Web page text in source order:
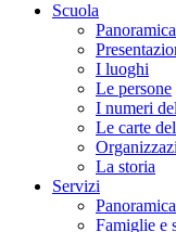
Scuola
Panoramica
I luoghi
Le persone
I numeri
Le carte
La storia
Servizi
Panoramica
Famiglie e